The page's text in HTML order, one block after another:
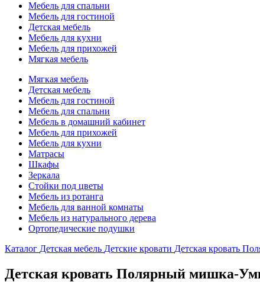
Мебель для спальни
Мебель для гостиной
Детская мебель
Мебель для кухни
Мебель для прихожей
Мягкая мебель
Мягкая мебель
Детская мебель
Мебель для гостиной
Мебель для спальни
Мебель в домашний кабинет
Мебель для прихожей
Мебель для кухни
Матрасы
Шкафы
Зеркала
Стойки под цветы
Мебель из ротанга
Мебель для ванной комнаты
Мебель из натурального дерева
Ортопедические подушки
Каталог Детская мебель Детские кровати Детская кровать
Детская кровать Полярный мишка-